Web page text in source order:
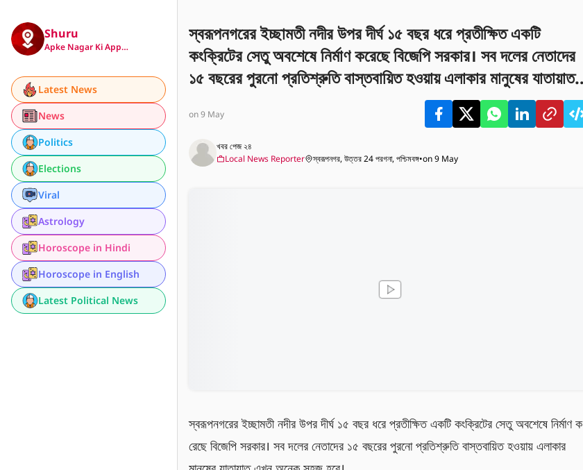
Shuru
Apke Nagar Ki App…
Latest News
News
Politics
Elections
Viral
Astrology
Horoscope in Hindi
Horoscope in English
Latest Political News
স্বরূপনগরের ইচ্ছামতী নদীর উপর দীর্ঘ ১৫ বছর ধরে প্রতীক্ষিত একটি
কংক্রিটের সেতু অবশেষে নির্মাণ করেছে বিজেপি সরকার। সব দলের নেতাদের
১৫ বছরের পুরনো প্রতিশ্রুতি বাস্তবায়িত হওয়ায় এলাকার মানুষের যাতায়াত
on 9 May
খবর পেজ ২৪
Local News Reporter
স্বরূপনগর, উত্তর 24 পরগনা, পশ্চিমবঙ্গ•on 9 May
স্বরূপনগরের ইচ্ছামতী নদীর উপর দীর্ঘ ১৫ বছর ধরে প্রতীক্ষিত একটি কংক্রিটের সেতু অবশেষে নির্মাণ ক
রেছে বিজেপি সরকার। সব দলের নেতাদের ১৫ বছরের পুরনো প্রতিশ্রুতি বাস্তবায়িত হওয়ায় এলাকার